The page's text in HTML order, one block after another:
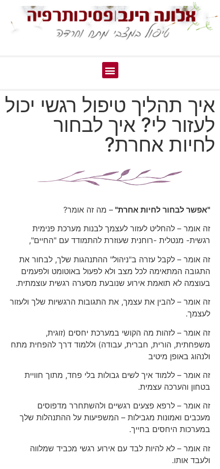
איך תהליך טיפול רגשי יכול
לעזור לי? איך לבחור
לחיות אחרת?
"אפשר לבחור לחיות אחרת"– מה זה אומר?
זה אומר – להחליט לעזור לעצמך לבנות מערכת פנימית
רגשית- מנטלית -רוחנית שעוזרת להתמודד עם "החיים",
זה אומר – לקבל עזרה ב"ניהול" ההתנהגות שלך, לבחור את
התגובה המתאימה לכל מצב ולא לפעול באוטומט ולפעמים
בעוצמה לא תואמת אירוע שנובעת מסערה רגשית עוצמתית.
זה אומר – להבין את עצמך, את התגובות הרגשיות שלך ולעזור
לעצמך.
זה אומר – לזהות מה הקושי במערכת יחסים (זוגית,
משפחתית, הורית, חברית, עבודה) וללמוד דרך להפחית מתח
ולנהוג באופן מיטיב
זה אומר – ללמוד איך לשים גבולות בלי פחד, מתוך חוויית
בטחון והערכה עצמית.
זה אומר – לרפא פצעים רגשיים ולהשתחרר מדפוסים
מעכבים ואמונות מגבילות – המשפיעות על ההתנהלות שלך
במערכות היחסים בחייך.
זה אומר – לא להיות לבד עם אירוע רגשי מכביד שמלווה
ולעבד אותו.